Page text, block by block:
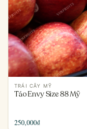
TRÁI CÂY MỸ
Táo Envy Size 88 Mỹ
250,000₫